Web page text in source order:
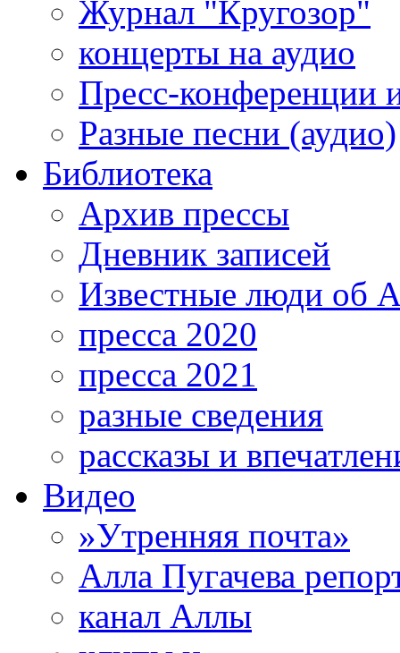
Журнал "Кругозор"
концерты на аудио
Пресс-конференции
Разные песни (аудио)
Библиотека
Архив прессы
Дневник записей
Известные люди об
пресса 2020
пресса 2021
разные сведения
рассказы и
Видео
»Утренняя почта»
Алла Пугачева
канал Аллы